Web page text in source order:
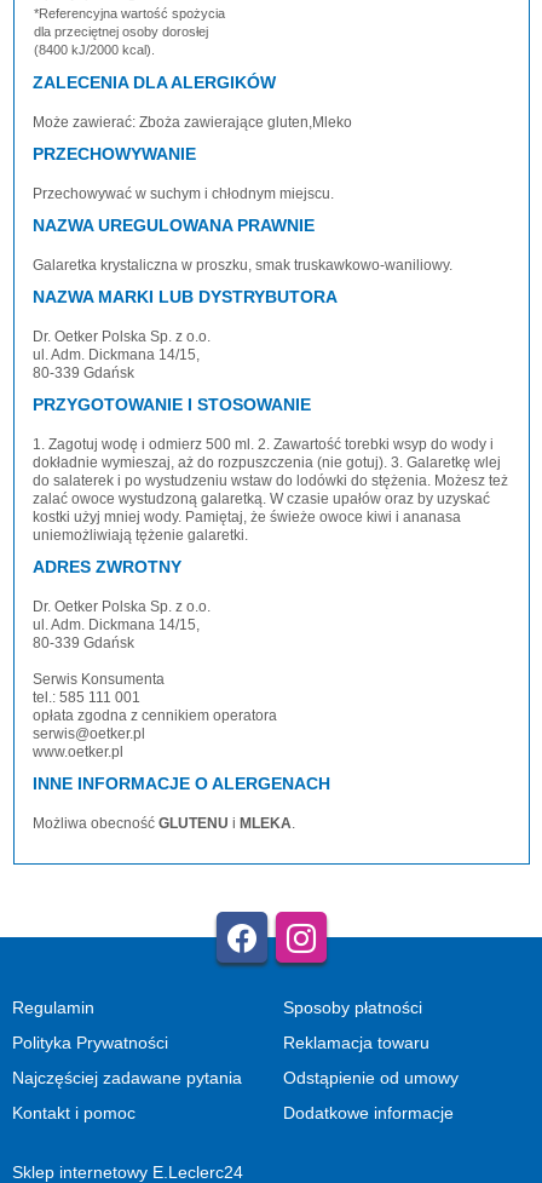
*Referencyjna wartość spożycia
dla przeciętnej osoby dorosłej
(8400 kJ/2000 kcal).
ZALECENIA DLA ALERGIKÓW
Może zawierać: Zboża zawierające gluten,Mleko
PRZECHOWYWANIE
Przechowywać w suchym i chłodnym miejscu.
NAZWA UREGULOWANA PRAWNIE
Galaretka krystaliczna w proszku, smak truskawkowo-waniliowy.
NAZWA MARKI LUB DYSTRYBUTORA
Dr. Oetker Polska Sp. z o.o.
ul. Adm. Dickmana 14/15,
80-339 Gdańsk
PRZYGOTOWANIE I STOSOWANIE
1. Zagotuj wodę i odmierz 500 ml. 2. Zawartość torebki wsyp do wody i
dokładnie wymieszaj, aż do rozpuszczenia (nie gotuj). 3. Galaretkę wlej
do salaterek i po wystudzeniu wstaw do lodówki do stężenia. Możesz też
zalać owoce wystudzoną galaretką. W czasie upałów oraz by uzyskać
kostki użyj mniej wody. Pamiętaj, że świeże owoce kiwi i ananasa
uniemożliwiają tężenie galaretki.
ADRES ZWROTNY
Dr. Oetker Polska Sp. z o.o.
ul. Adm. Dickmana 14/15,
80-339 Gdańsk
Serwis Konsumenta
tel.: 585 111 001
opłata zgodna z cennikiem operatora
serwis@oetker.pl
www.oetker.pl
INNE INFORMACJE O ALERGENACH
Możliwa obecność GLUTENU i MLEKA
Regulamin
Polityka Prywatności
Najczęściej zadawane pytania
Kontakt i pomoc
Sposoby płatności
Reklamacja towaru
Odstąpienie od umowy
Dodatkowe informacje
Sklep internetowy E.Leclerc24